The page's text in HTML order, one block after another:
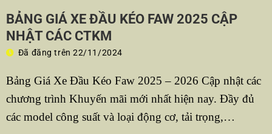
BẢNG GIÁ XE ĐẦU KÉO FAW 2025 CẬP
NHẬT CÁC CTKM
Đã đăng trên22/11/2024
Bảng Giá Xe Đầu Kéo Faw 2025 – 2026 Cập nhật các
chương trình Khuyến mãi mới nhất hiện nay. Đầy đủ
các model công suất và loại động cơ, tải trọng,…